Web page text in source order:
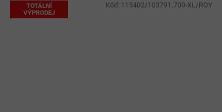
TOTÁLNÍ
VÝPRODEJ
Kód: 115402/103791.700-XL/ROY